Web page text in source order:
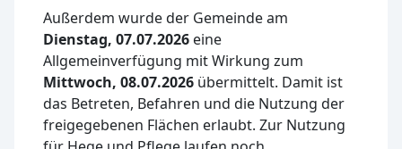
Außerdem wurde der Gemeinde am
Dienstag, 07.07.2026 eine
Allgemeinverfügung mit Wirkung zum
Mittwoch, 08.07.2026 übermittelt. Damit ist
das Betreten, Befahren und die Nutzung der
freigegebenen Flächen erlaubt. Zur Nutzung